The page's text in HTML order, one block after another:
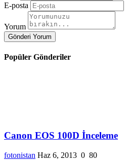
E-posta
Yorum
Gönderi Yorum
Popüler Gönderiler
Canon EOS 100D İnceleme
fotonistan Haz 6, 2013 0 80